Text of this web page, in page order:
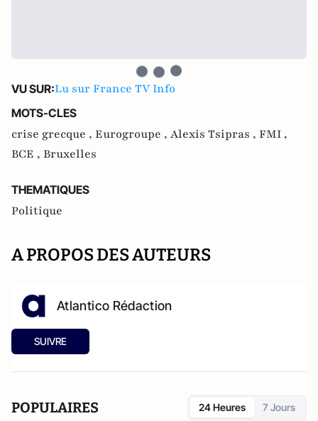
VU SUR:Lu sur France TV Info
MOTS-CLES
crise grecque , Eurogroupe , Alexis Tsipras , FMI ,
BCE , Bruxelles
THEMATIQUES
Politique
A PROPOS DES AUTEURS
Atlantico Rédaction
SUIVRE
POPULAIRES 24 Heures 7 Jours